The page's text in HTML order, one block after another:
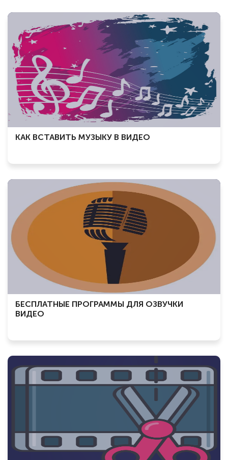
КАК ВСТАВИТЬ МУЗЫКУ В ВИДЕО
БЕСПЛАТНЫЕ ПРОГРАММЫ ДЛЯ ОЗВУЧКИ
ВИДЕО